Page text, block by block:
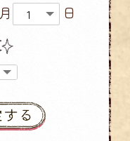
月 日